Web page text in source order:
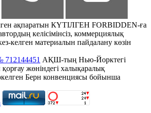
ақпаратын КҮТІЛГЕН FORBIDDEN-ға
келісімінсіз, коммерциялық
келген материалын пайдалану көзін
712144451 АҚШ-тың Нью-Йорктегі
жөніндегі халықаралық
Берн конвенциясы бойынша